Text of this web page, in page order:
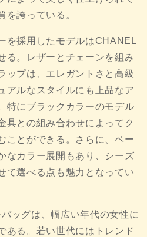
を誇っている。
を採用したモデルはCHANEL
る。レザーとチェーンを組み
ップは、エレガントさと高級
アルなスタイルにも上品なア
特にブラックカラーのモデル
具との組み合わせによってク
ことができる。さらに、ベー
なカラー展開もあり、シーズ
て選べる点も魅力となってい
ッグは、幅広い年代の女性に
ある。若い世代にはトレンド